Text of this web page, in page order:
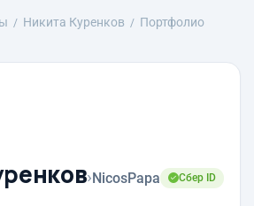
Никита Куренков
Портфолио
›NicosPapa
Сбер ID